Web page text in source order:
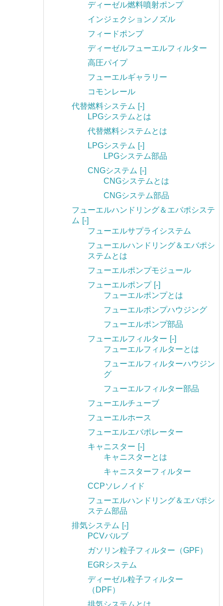
ディーゼル燃料噴射ポンプ
インジェクションノズル
フィードポンプ
ディーゼルフューエルフィルター
高圧パイプ
フューエルギャラリー
コモンレール
代替燃料システム [-]
LPGシステムとは
代替燃料システムとは
LPGシステム [-]
LPGシステム部品
CNGシステム [-]
CNGシステムとは
CNGシステム部品
フューエルハンドリング＆エバポシステ
ム [-]
フューエルサプライシステム
フューエルハンドリング＆エバポシ
ステムとは
フューエルポンプモジュール
フューエルポンプ [-]
フューエルポンプとは
フューエルポンプハウジング
フューエルポンプ部品
フューエルフィルター [-]
フューエルフィルターとは
フューエルフィルターハウジン
グ
フューエルフィルター部品
フューエルチューブ
フューエルホース
フューエルエバポレーター
キャニスター [-]
キャニスターとは
キャニスターフィルター
CCPソレノイド
フューエルハンドリング＆エバポシ
ステム部品
排気システム [-]
PCVバルブ
ガソリン粒子フィルター（GPF）
EGRシステム
ディーゼル粒子フィルター
（DPF）